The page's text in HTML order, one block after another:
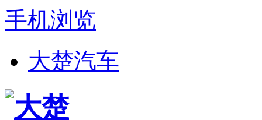
手机浏览
大楚汽车